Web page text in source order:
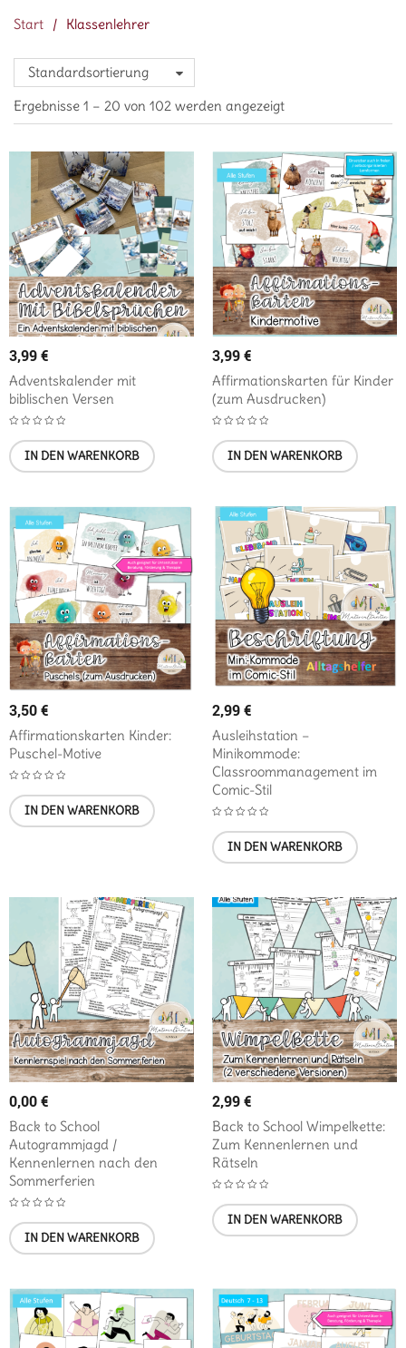
Start / Klassenlehrer
Standardsortierung
Ergebnisse 1 – 20 von 102 werden angezeigt
3,99€
Adventskalender mit
biblischen Versen
IN DEN WARENKORB
3,99€
Affirmationskarten für Kinder
(zum Ausdrucken)
IN DEN WARENKORB
3,50€
Affirmationskarten Kinder:
Puschel-Motive
IN DEN WARENKORB
2,99€
Ausleihstation –
Minikommode:
Classroommanagement im
Comic-Stil
IN DEN WARENKORB
0,00€
Back to School
Autogrammjagd /
Kennenlernen nach den
Sommerferien
IN DEN WARENKORB
2,99€
Back to School Wimpelkette:
Zum Kennenlernen und
Rätseln
IN DEN WARENKORB